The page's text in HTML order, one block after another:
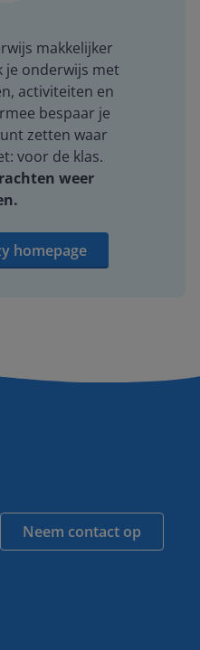
makkelijker
je onderwijs met
activiteiten en
bespaar je
zetten waar
voor de klas.
weer
homepage
Neem contact op